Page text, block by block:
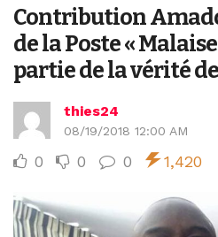
Contribution
de la Poste «
partie de la vérité
thies24
08/19/2018 12:00 AM
0 0 0 1,420